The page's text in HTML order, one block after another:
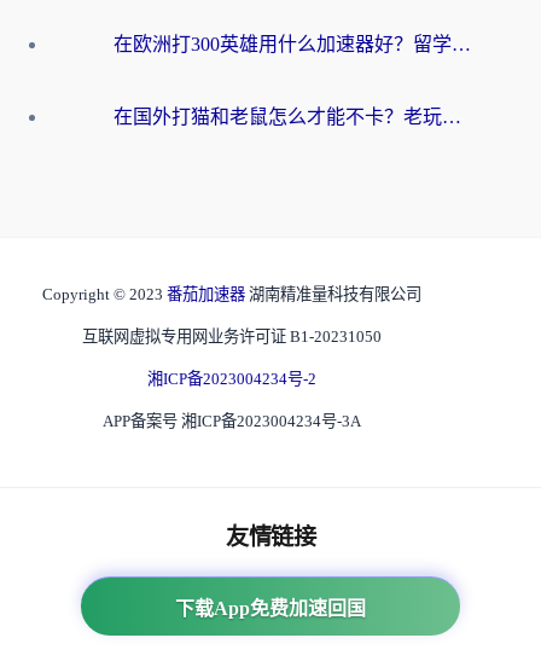
在欧洲打300英雄用什么加速器好？留学生亲测有效的解决方案来了
在国外打猫和老鼠怎么才能不卡？老玩家亲测的终极加速指南
下载App免费加速回国
Copyright © 2023 番茄加速器 湖南精准量科技有限公司
互联网虚拟专用网业务许可证 B1-20231050
湘ICP备2023004234号-2
APP备案号 湘ICP备2023004234号-3A
友情链接
海外回国加速器